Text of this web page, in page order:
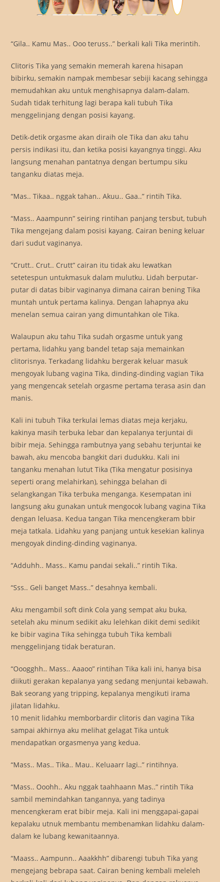
“Gila.. Kamu Mas.. Ooo teruss..” berkali kali Tika merintih.
Clitoris Tika yang semakin memerah karena hisapan
bibirku, semakin nampak membesar sebiji kacang sehingga
memudahkan aku untuk menghisapnya dalam-dalam.
Sudah tidak terhitung lagi berapa kali tubuh Tika
menggelinjang dengan posisi kayang.
Detik-detik orgasme akan diraih ole Tika dan aku tahu
persis indikasi itu, dan ketika posisi kayangnya tinggi. Aku
langsung menahan pantatnya dengan bertumpu siku
tanganku diatas meja.
“Mas.. Tikaa.. nggak tahan.. Akuu.. Gaa..” rintih Tika.
“Mass.. Aaampunn” seiring rintihan panjang tersbut, tubuh
Tika mengejang dalam posisi kayang. Cairan bening keluar
dari sudut vaginanya.
“Crutt.. Crut.. Crutt” cairan itu tidak aku lewatkan
setetespun untukmasuk dalam mulutku. Lidah berputar-
putar di datas bibir vaginanya dimana cairan bening Tika
muntah untuk pertama kalinya. Dengan lahapnya aku
menelan semua cairan yang dimuntahkan ole Tika.
Walaupun aku tahu Tika sudah orgasme untuk yang
pertama, lidahku yang bandel tetap saja memainkan
clitorisnya. Terkadang lidahku bergerak keluar masuk
mengoyak lubang vagina Tika, dinding-dinding vagian Tika
yang mengencak setelah orgasme pertama terasa asin dan
manis.
Kali ini tubuh Tika terkulai lemas diatas meja kerjaku,
kakinya masih terbuka lebar dan kepalanya terjuntai di
bibir meja. Sehingga rambutnya yang sebahu terjuntai ke
bawah, aku mencoba bangkit dari dudukku. Kali ini
tanganku menahan lutut Tika (Tika mengatur posisinya
seperti orang melahirkan), sehingga belahan di
selangkangan Tika terbuka menganga. Kesempatan ini
langsung aku gunakan untuk mengocok lubang vagina Tika
dengan leluasa. Kedua tangan Tika mencengkeram bbir
meja tatkala. Lidahku yang panjang untuk kesekian kalinya
mengoyak dinding-dinding vaginanya.
“Adduhh.. Mass.. Kamu pandai sekali..” rintih Tika.
“Sss.. Geli banget Mass..” desahnya kembali.
Aku mengambil soft dink Cola yang sempat aku buka,
setelah aku minum sedikit aku lelehkan dikit demi sedikit
ke bibir vagina Tika sehingga tubuh Tika kembali
menggelinjang tidak beraturan.
“Ooogghh.. Mass.. Aaaoo” rintihan Tika kali ini, hanya bisa
diikuti gerakan kepalanya yang sedang menjuntai kebawah.
Bak seorang yang tripping, kepalanya mengikuti irama
jilatan lidahku.
10 menit lidahku memborbardir clitoris dan vagina Tika
sampai akhirnya aku melihat gelagat Tika untuk
mendapatkan orgasmenya yang kedua.
“Mass.. Mas.. Tika.. Mau.. Keluaarr lagi..” rintihnya.
“Mass.. Ooohh.. Aku nggak taahhaann Mas..” rintih Tika
sambil memindahkan tangannya, yang tadinya
mencengkeram erat bibir meja. Kali ini menggapai-gapai
kepalaku utnuk membantu membenamkan lidahku dalam-
dalam ke lubang kewanitaannya.
“Maass.. Aampunn.. Aaakkhh” dibarengi tubuh Tika yang
mengejang bebrapa saat. Cairan bening kembali meleleh